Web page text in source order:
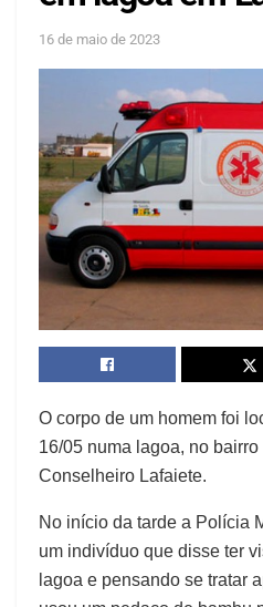
16 de maio de 2023
O corpo de um homem foi
16/05 numa lagoa, no
Conselheiro Lafaiete.
No início da tarde a Polícia
um indivíduo que disse ter
lagoa e pensando se tratar